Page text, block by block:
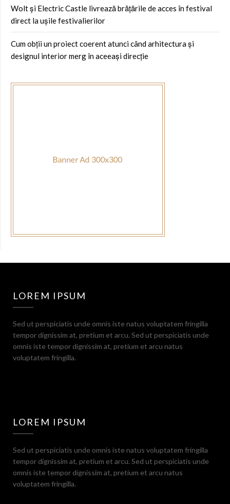
Wolt și Electric Castle livrează brățările de acces în festival
direct la ușile festivalierilor
Cum obții un proiect coerent atunci când arhitectura și
designul interior merg în aceeași direcție
LOREM IPSUM
Sed ut perspiciatis unde omnis iste natus voluptatem fringilla
tempor dignissim at, pretium et arcu. Sed ut perspiciatis unde
omnis iste tempor dignissim at, pretium et arcu natus
voluptatem fringilla.
LOREM IPSUM
Sed ut perspiciatis unde omnis iste natus voluptatem fringilla
tempor dignissim at, pretium et arcu. Sed ut perspiciatis unde
omnis iste tempor dignissim at, pretium et arcu natus
voluptatem fringilla.